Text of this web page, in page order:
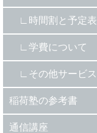
時間割と予定表
学費について
その他サービス
稲荷塾の参考書
通信講座